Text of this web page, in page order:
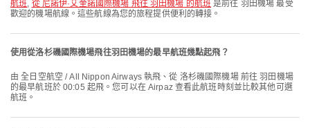
航班, 從 尼諾伊·艾奎諾國際機場 飛往 羽田機場 的航班 是前往 羽田機場 最受
歡迎的機場航線。這些航線為您的旅程提供便利的轉接。
使用從洛杉磯國際機場飛往羽田機場的最早航班幾點起飛？
由 全日空航空 / All Nippon Airways 執飛、從 洛杉磯國際機場 前往 羽田機場
的最早航班於 00:05 起飛。您可以在 Airpaz 查看此航班時刻並比較其他可選
航班。